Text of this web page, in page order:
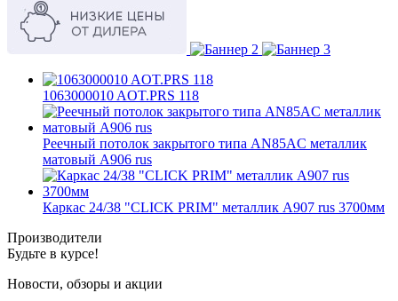
1063000010 AOT.PRS 118
Реечный потолок закрытого типа AN85AС металлик
матовый А906 rus
Каркас 24/38 "CLICK PRIM" металлик А907 rus 3700мм
Производители
Будьте в курсе!
Новости, обзоры и акции